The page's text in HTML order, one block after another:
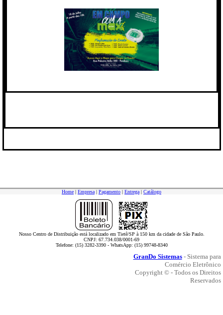
Home | Empresa | Pagamento | Entrega | Catálogo
Nosso Centro de Distribuição está localizado em Tietê/SP à 150 km da cidade de São Paulo.
CNPJ: 67.734.038/0001-69
Telefone: (15) 3282-3390 - WhatsApp: (15) 99748-8340
GranDo Sistemas- Sistema para
Comércio Eletrônico
Copyright © - Todos os Direitos
Reservados